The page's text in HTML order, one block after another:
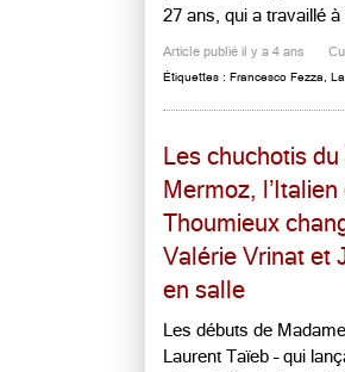
27 ans, qui a travaillé à
Article publié il y a 4 ans
Étiquettes : Francesco Fezza
Les chuchotis
Mermoz,
Thoumieux
Valérie Vrinat et
en salle
Les débuts de
Laurent Taïeb – qui